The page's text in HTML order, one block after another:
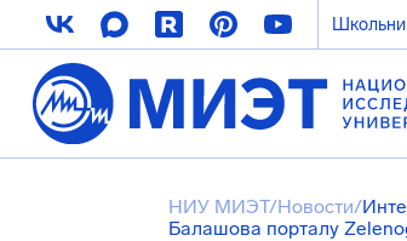
НИУ МИЭТ/Новости/
Балашова порталу